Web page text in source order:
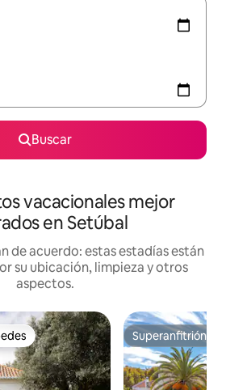
Buscar
vacacionales mejor
en Setúbal
de acuerdo: estas estadías están
su ubicación, limpieza y otros
aspectos.
Superanfitrión
Superanfitrión